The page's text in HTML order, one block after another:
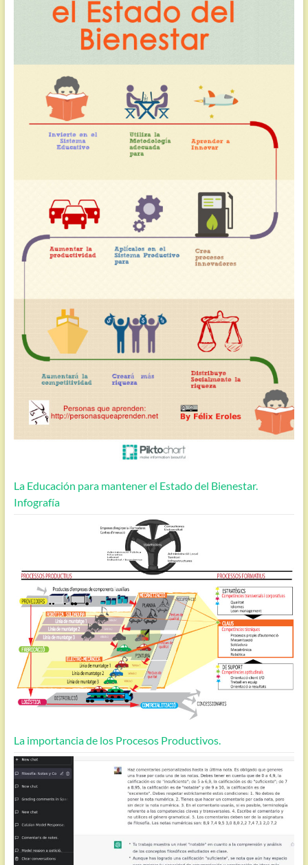
La Educación para mantener el Estado del Bienestar.
Infografía
La importancia de los Procesos Productivos.